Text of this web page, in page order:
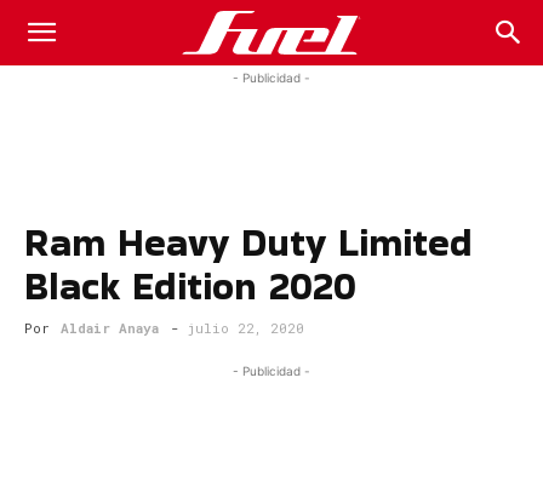
Fuel
Magazine
- Publicidad -
Ram Heavy Duty Limited
Black Edition 2020
Por Aldair Anaya - julio 22, 2020
- Publicidad -